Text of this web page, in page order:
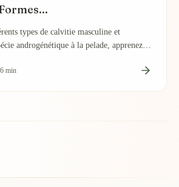
types de calvitie masculine et
androgénétique à la pelade, apprenez à
min